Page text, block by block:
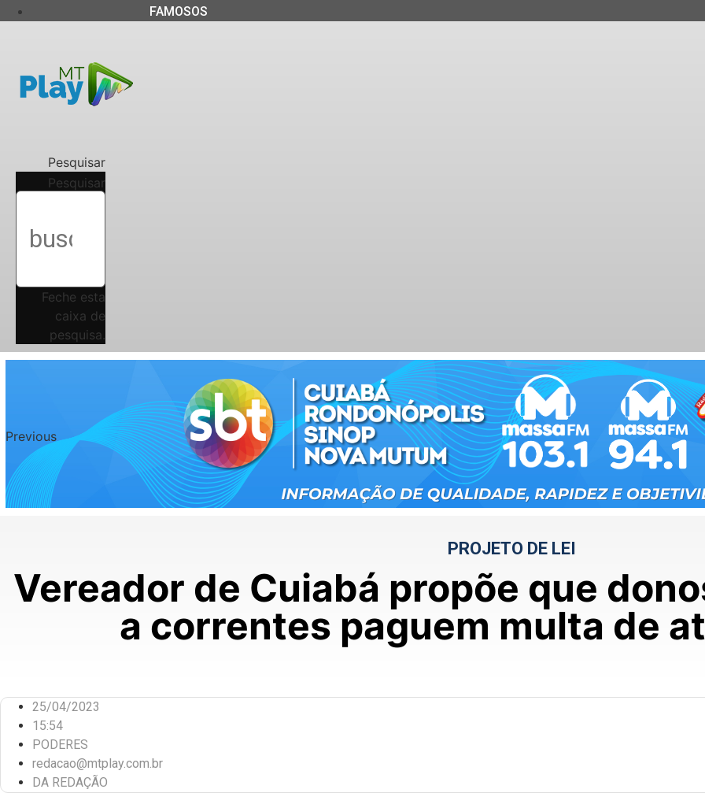
FAMOSOS
Pesquisar
Pesquisar
Feche esta
caixa de
pesquisa.
Previous
PROJETO DE LEI
Vereador de Cuiabá propõe que
a correntes paguem multa de
25/04/2023
15:54
PODERES
redacao@mtplay.com.br
DA REDAÇÃO